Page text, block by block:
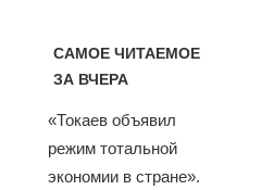
САМОЕ ЧИТАЕМОЕ
ЗА ВЧЕРА
«Токаев объявил
режим тотальной
экономии в стране».